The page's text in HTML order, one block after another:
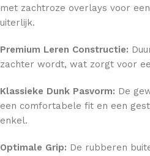
met zachtroze overlays voor
uiterlijk.
Premium Leren Constructie:
zachter wordt, wat zorgt voor
Klassieke Dunk Pasvorm: De
een comfortabele fit en een
enkel.
Optimale Grip: De rubberen